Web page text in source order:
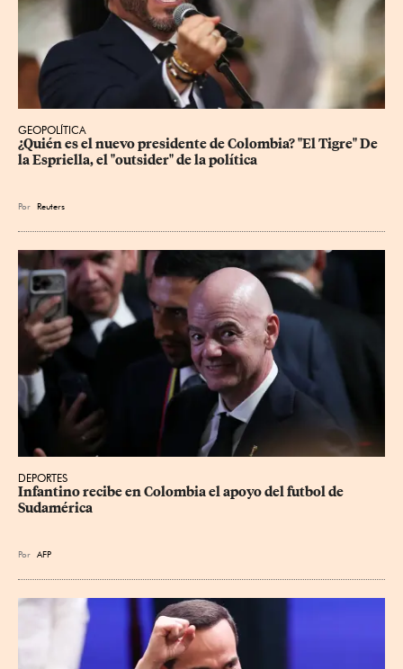
GEOPOLÍTICA
¿Quién es el nuevo presidente de Colombia? "El Tigre" De
la Espriella, el "outsider" de la política
Por Reuters
DEPORTES
Infantino recibe en Colombia el apoyo del futbol de
Sudamérica
Por AFP